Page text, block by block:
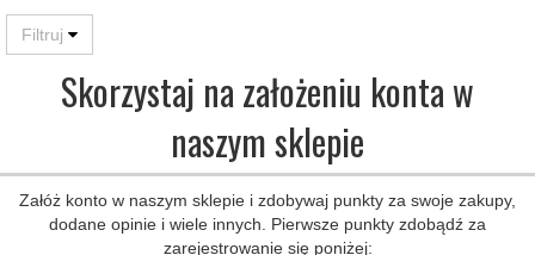
Skorzystaj na założeniu konta w
naszym sklepie
Załóż konto w naszym sklepie i zdobywaj punkty za swoje zakupy,
dodane opinie i wiele innych. Pierwsze punkty zdobądź za
zarejestrowanie się poniżej: